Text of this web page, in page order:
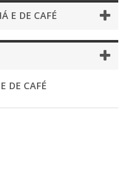
E DE CAFÉ
DE CAFÉ